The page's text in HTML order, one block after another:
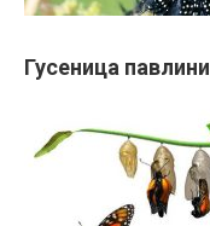
Гусеница